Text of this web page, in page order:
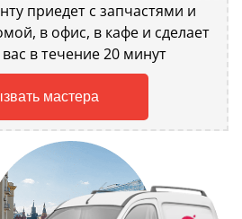
приедет с запчастями и
в офис, в кафе и сделает
в течение 20 минут
мастера